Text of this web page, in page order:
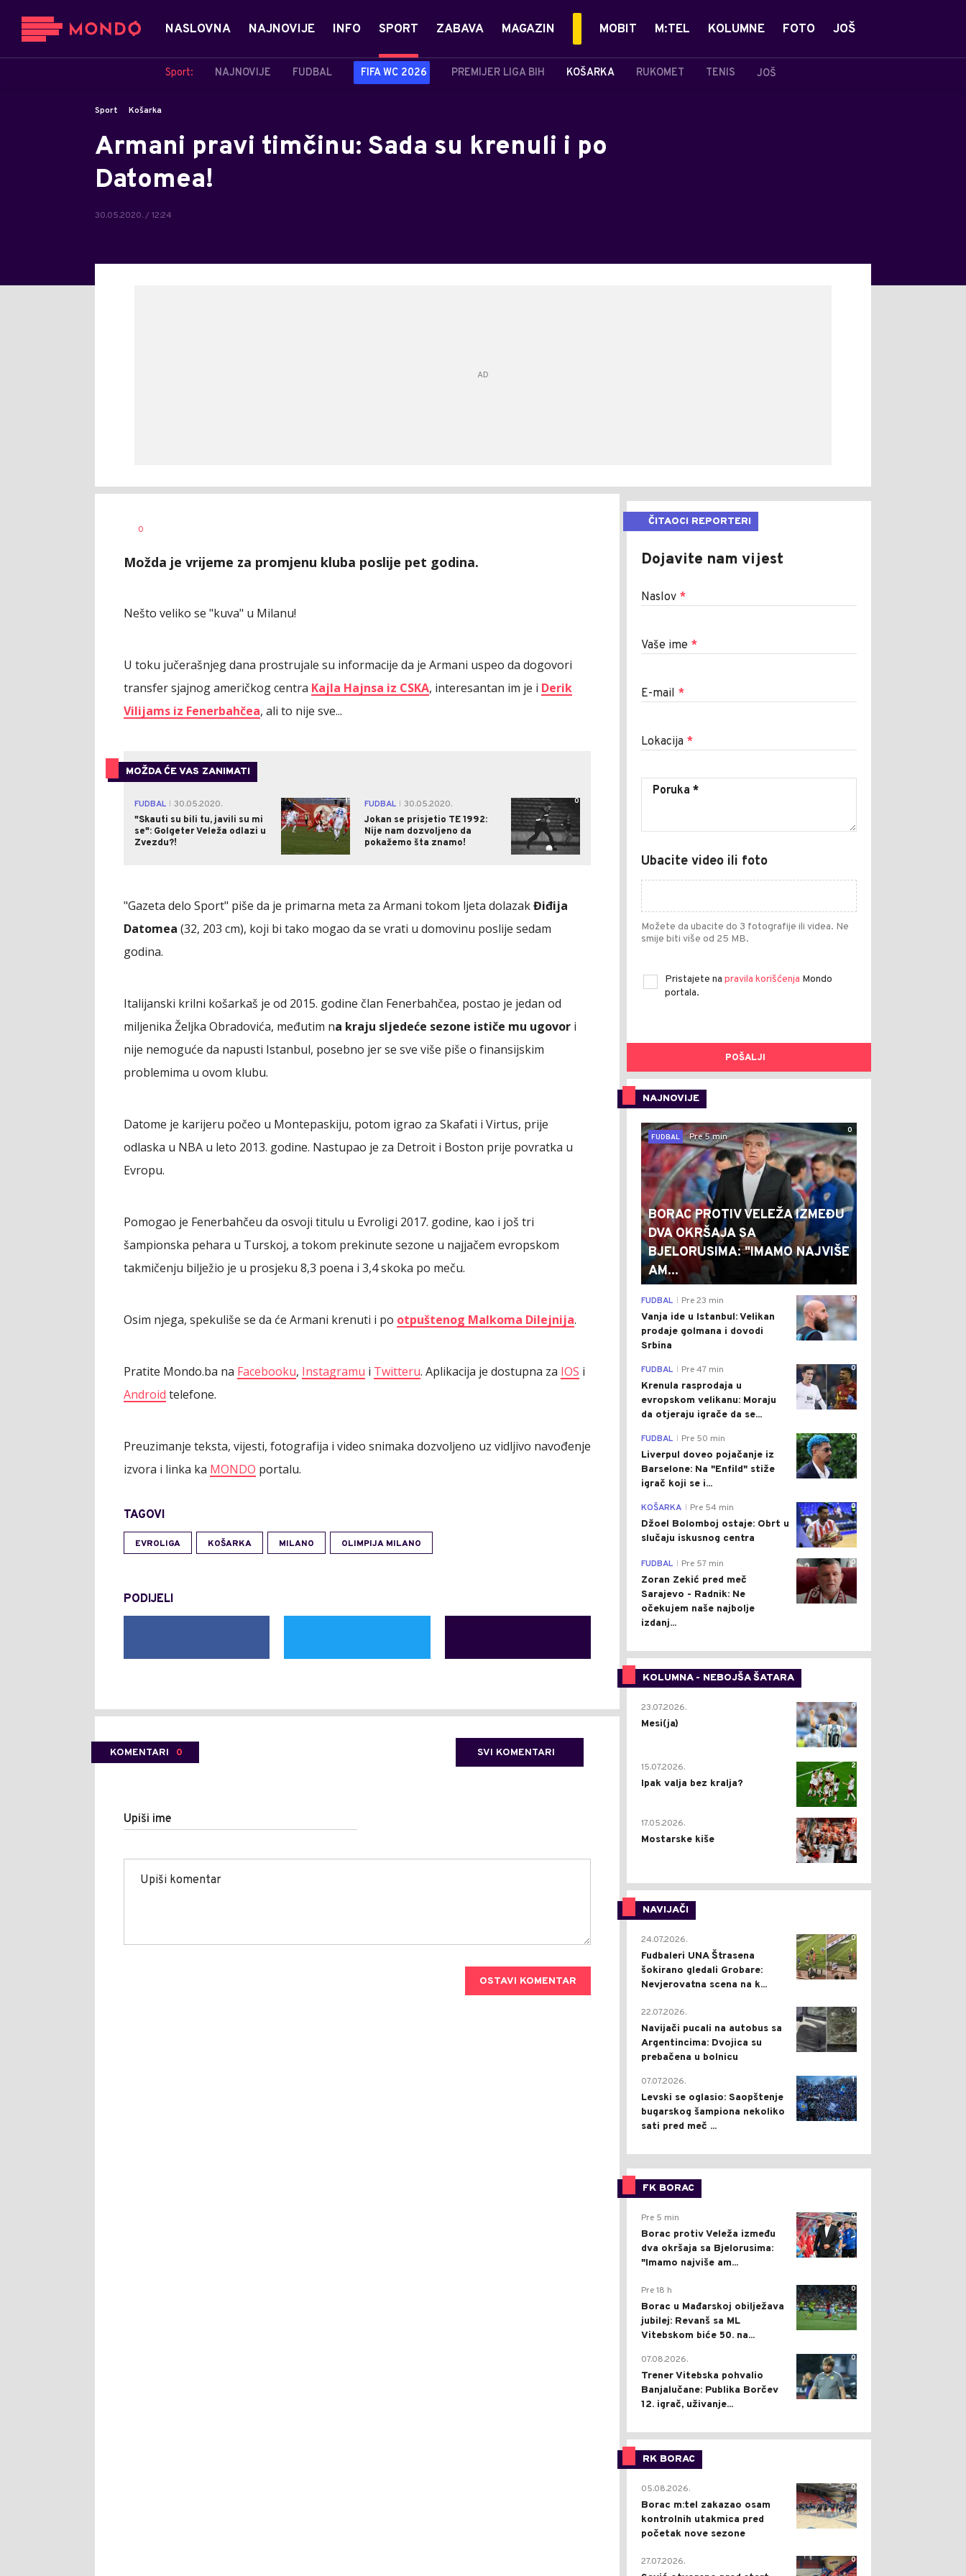
NASLOVNA NAJNOVIJE INFO SPORT
Sport: NAJNOVIJE FUDBAL FIFA WC 2026 PREMIJER LIGA BIH KOŠARKA RUKOMET TENIS JOŠ
ZABAVA MAGAZIN MOBIT M:TEL KOLUMNE FOTO JOŠ
Sport Košarka
Armani pravi timčinu: Sada su krenuli i po
Datomea!
30.05.2020. / 12:24
AUTOR
0
Možda je vrijeme za promjenu kluba poslije pet godina.
Nešto veliko se "kuva" u Milanu!
U toku jučerašnjeg dana prostrujale su informacije da je Armani uspeo da dogovori
transfer sjajnog američkog centra Kajla Hajnsa iz CSKA, interesantan im je i Derik
Vilijams iz Fenerbahčea, ali to nije sve...
MOŽDA ĆE VAS ZANIMATI
FUDBAL
30.05.2020.
"Skauti su bili tu, javili su mi
se": Golgeter Veleža odlazi u
Zvezdu?!
1 FUDBAL
30.05.2020.
Jokan se prisjetio TE 1992:
Nije nam dozvoljeno da
pokažemo šta znamo!
0
"Gazeta delo Sport" piše da je primarna meta za Armani tokom ljeta dolazakĐiđija
Datomea (32, 203 cm), koji bi tako mogao da se vrati u domovinu poslije sedam
godina.
Italijanski krilni košarkaš je od 2015. godine član Fenerbahčea, postao je jedan od
miljenika Željka Obradovića, međutim na kraju sljedeće sezone ističe mu ugovor i
nije nemoguće da napusti Istanbul, posebno jer se sve više piše o finansijskim
problemima u ovom klubu.
Datome je karijeru počeo u Montepaskiju, potom igrao za Skafati i Virtus, prije
odlaska u NBA u leto 2013. godine. Nastupao je za Detroit i Boston prije povratka u
Evropu.
Pomogao je Fenerbahčeu da osvoji titulu u Evroligi 2017. godine, kao i još tri
šampionska pehara u Turskoj, a tokom prekinute sezone u najjačem evropskom
takmičenju bilježio je u prosjeku 8,3 poena i 3,4 skoka po meču.
Osim njega, spekuliše se da će Armani krenuti i po otpuštenog Malkoma Dilejnija.
Pratite Mondo.ba na Facebooku, Instagramu i Twitteru. Aplikacija je dostupna za IOS i
Android telefone.
Preuzimanje teksta, vijesti, fotografija i video snimaka dozvoljeno uz vidljivo navođenje
izvora i linka ka MONDO portalu.
TAGOVI
EVROLIGA KOŠARKA MILANO OLIMPIJA MILANO
PODIJELI
KOMENTARI 0 SVI KOMENTARI
Upiši ime
OSTAVI KOMENTAR
ČITAOCI REPORTERI
Dojavite nam vijest
Naslov *
Vaše ime *
E-mail *
Lokacija *
Ubacite video ili foto
Možete da ubacite do 3 fotografije ili videa. Ne
smije biti više od 25 MB.
Pristajete na pravila korišćenja Mondo
portala.
POŠALJI
NAJNOVIJE
0
FUDBAL
Pre 5 min
BORAC PROTIV VELEŽA IZMEĐU
DVA OKRŠAJA SA
BJELORUSIMA: "IMAMO NAJVIŠE
AM...
0
FUDBAL Pre 23 min
Vanja ide u Istanbul: Velikan
prodaje golmana i dovodi
Srbina
0
FUDBAL Pre 47 min
Krenula rasprodaja u
evropskom velikanu: Moraju
da otjeraju igrače da se...
0
FUDBAL Pre 50 min
Liverpul doveo pojačanje iz
Barselone: Na "Enfild" stiže
igrač koji se i...
0
KOŠARKA Pre 54 min
Džoel Bolomboj ostaje: Obrt u
slučaju iskusnog centra
0
FUDBAL Pre 57 min
Zoran Zekić pred meč
Sarajevo - Radnik: Ne
očekujem naše najbolje
izdanj...
KOLUMNA - NEBOJŠA ŠATARA
0
23.07.2026.
Mesi(ja)
2
15.07.2026.
Ipak valja bez kralja?
0
17.05.2026.
Mostarske kiše
NAVIJAČI
0
24.07.2026.
Fudbaleri UNA Štrasena
šokirano gledali Grobare:
Nevjerovatna scena na k...
0
22.07.2026.
Navijači pucali na autobus sa
Argentincima: Dvojica su
prebačena u bolnicu
1
07.07.2026.
Levski se oglasio: Saopštenje
bugarskog šampiona nekoliko
sati pred meč ...
FK BORAC
0
Pre 5 min
Borac protiv Veleža između
dva okršaja sa Bjelorusima:
"Imamo najviše am...
0
Pre 18 h
Borac u Mađarskoj obilježava
jubilej: Revanš sa ML
Vitebskom biće 50. na...
0
07.08.2026.
Trener Vitebska pohvalio
Banjalučane: Publika Borčev
12. igrač, uživanje...
RK BORAC
0
05.08.2026.
Borac m:tel zakazao osam
kontrolnih utakmica pred
početak nove sezone
0
27.07.2026.